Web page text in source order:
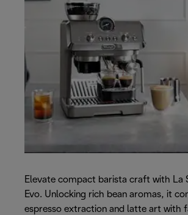
Elevate compact barista craft with La
Evo. Unlocking rich bean aromas, it
espresso extraction and latte art with